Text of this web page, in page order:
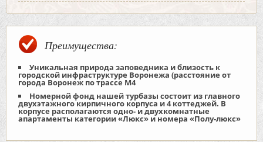
Преимущества:
Уникальная природа заповедника и близость к
городской инфраструктуре Воронежа (расстояние от
города Воронеж по трассе М4
Номерной фонд нашей турбазы состоит из главного
двухэтажного кирпичного корпуса и 4 коттеджей. В
корпусе располагаются одно- и двухкомнатные
апартаменты категории «Люкс» и номера «Полу-люкс»